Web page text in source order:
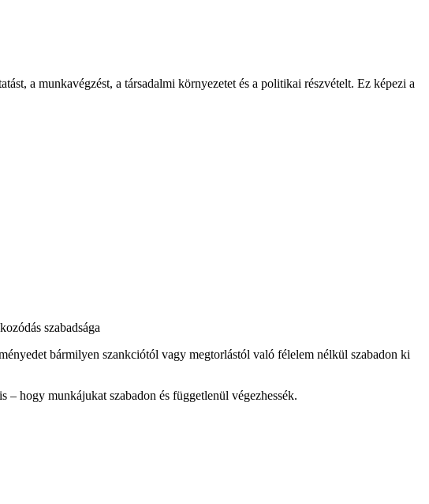
a munkavégzést, a társadalmi környezetet és a politikai részvételt. Ez képezi a
bármilyen szankciótól vagy megtorlástól való félelem nélkül szabadon ki
hogy munkájukat szabadon és függetlenül végezhessék.